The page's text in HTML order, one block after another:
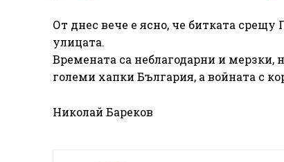
От днес вече е ясно, че битката
улицата.
Времената са неблагодарни и мерзки,
големи хапки България, а войната с
Николай Бареков